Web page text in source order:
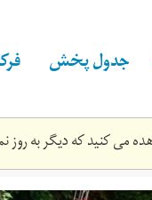
جدول پخش
می کنید که دیگر به